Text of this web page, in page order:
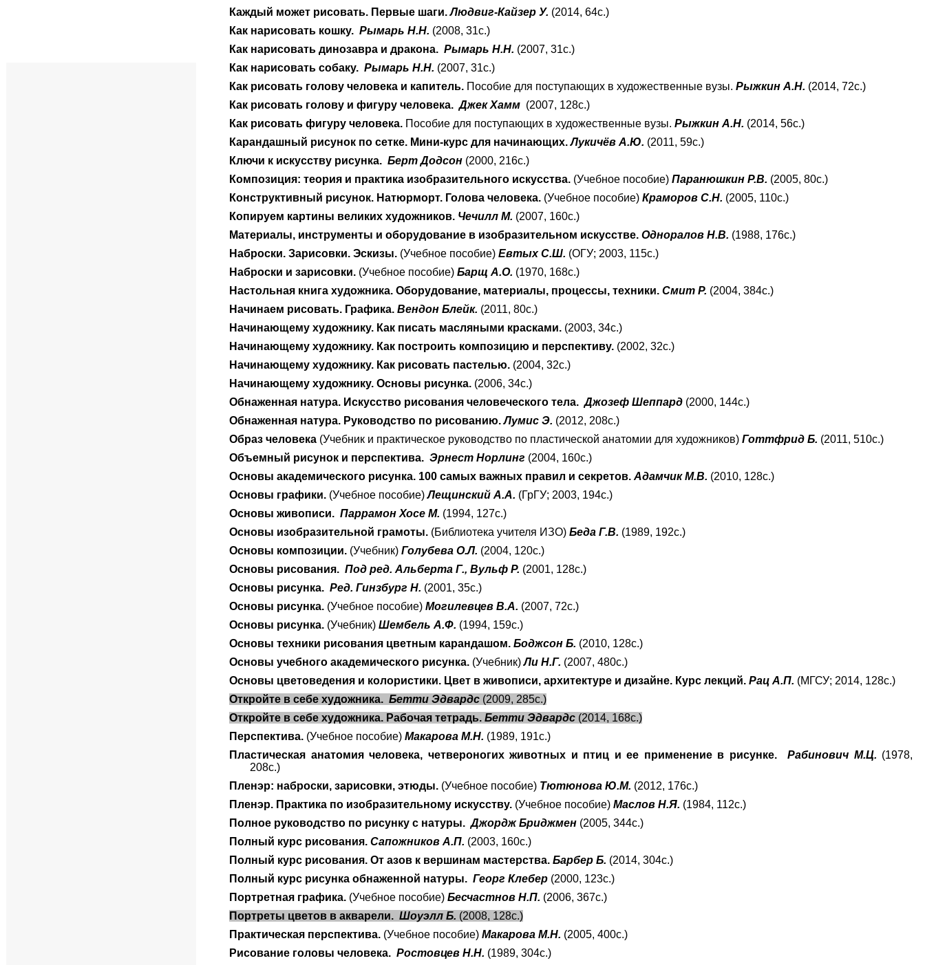
Каждый может рисовать. Первые шаги.Людвиг-Кайзер У. (2014, 64с.)
Как нарисовать кошку.Рымарь Н.Н. (2008, 31с.)
Как нарисовать динозавра и дракона.Рымарь Н.Н. (2007, 31с.)
Как нарисовать собаку.Рымарь Н.Н. (2007, 31с.)
Как рисовать голову человека и капитель. Пособие для поступающих в художественные вузы.Рыжкин А.Н. (2014, 72с.)
Как рисовать голову и фигуру человека.Джек Хамм (2007, 128с.)
Как рисовать фигуру человека. Пособие для поступающих в художественные вузы.Рыжкин А.Н. (2014, 56с.)
Карандашный рисунок по сетке. Мини-курс для начинающих.Лукичёв А.Ю. (2011, 59с.)
Ключи к искусству рисунка.Берт Додсон (2000, 216с.)
Композиция: теория и практика изобразительного искусства. (Учебное пособие)Паранюшкин Р.В. (2005, 80с.)
Конструктивный рисунок. Натюрморт. Голова человека. (Учебное пособие)Краморов С.Н. (2005, 110с.)
Копируем картины великих художников. Чечилл М. (2007, 160с.)
Материалы, инструменты и оборудование в изобразительном искусстве.Одноралов Н.В. (1988, 176с.)
Наброски. Зарисовки. Эскизы. (Учебное пособие)Евтых С.Ш. (ОГУ; 2003, 115с.)
Наброски и зарисовки. (Учебное пособие)Барщ А.О. (1970, 168с.)
Настольная книга художника. Оборудование, материалы, процессы, техники.Смит Р. (2004, 384с.)
Начинаем рисовать. Графика.Вендон Блейк. (2011, 80с.)
Начинающему художнику. Как писать масляными красками. (2003, 34с.)
Начинающему художнику. Как построить композицию и перспективу. (2002, 32с.)
Начинающему художнику. Как рисовать пастелью. (2004, 32с.)
Начинающему художнику. Основы рисунка. (2006, 34с.)
Обнаженная натура. Искусство рисования человеческого тела.Джозеф Шеппард (2000, 144с.)
Обнаженная натура. Руководство по рисованию.Лумис Э. (2012, 208с.)
Образ человека (Учебник и практическое руководство по пластической анатомии для художников)Готтфрид Б. (2011, 510с.)
Объемный рисунок и перспектива. Эрнест Норлинг (2004, 160с.)
Основы академического рисунка. 100 самых важных правил и секретов.Адамчик М.В. (2010, 128с.)
Основы графики. (Учебное пособие)Лещинский А.А. (ГрГУ; 2003, 194с.)
Основы живописи.Паррамон Хосе М. (1994, 127с.)
Основы изобразительной грамоты. (Библиотека учителя ИЗО)Беда Г.В. (1989, 192с.)
Основы композиции. (Учебник)Голубева О.Л. (2004, 120с.)
Основы рисования.Под ред. Альберта Г., Вульф Р. (2001, 128с.)
Основы рисунка.Ред. Гинзбург Н. (2001, 35с.)
Основы рисунка. (Учебное пособие)Могилевцев В.А. (2007, 72с.)
Основы рисунка. (Учебник)Шембель А.Ф. (1994, 159с.)
Основы техники рисования цветным карандашом.Боджсон Б. (2010, 128с.)
Основы учебного академического рисунка. (Учебник)Ли Н.Г. (2007, 480с.)
Основы цветоведения и колористики. Цвет в живописи, архитектуре и дизайне. Курс лекций.Рац А.П. (МГСУ; 2014, 128с.)
Откройте в себе художника.Бетти Эдвардс (2009, 285с.)
Откройте в себе художника. Рабочая тетрадь.Бетти Эдвардс (2014, 168с.)
Перспектива. (Учебное пособие)Макарова М.Н. (1989, 191с.)
Пластическая анатомия человека, четвероногих животных и птиц и ее применение в рисунке. Рабинович М.Ц. (1978,
208с.)
Пленэр: наброски, зарисовки, этюды. (Учебное пособие) Тютюнова Ю.М. (2012, 176с.)
Пленэр. Практика по изобразительному искусству. (Учебное пособие)Маслов Н.Я. (1984, 112с.)
Полное руководство по рисунку с натуры.Джордж Бриджмен (2005, 344с.)
Полный курс рисования.Сапожников А.П. (2003, 160с.)
Полный курс рисования. От азов к вершинам мастерства.Барбер Б. (2014, 304с.)
Полный курс рисунка обнаженной натуры.Георг Клебер (2000, 123с.)
Портретная графика. (Учебное пособие)Бесчастнов Н.П. (2006, 367с.)
Портреты цветов в акварели.Шоуэлл Б. (2008, 128с.)
Практическая перспектива. (Учебное пособие)Макарова М.Н. (2005, 400с.)
Рисование головы человека.Ростовцев Н.Н. (1989, 304с.)